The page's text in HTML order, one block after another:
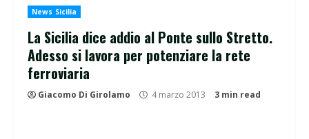
News Sicilia
La Sicilia dice addio al Ponte sullo Stretto.
Adesso si lavora per potenziare la rete
ferroviaria
Giacomo Di Girolamo 4 marzo 2013 3 min read